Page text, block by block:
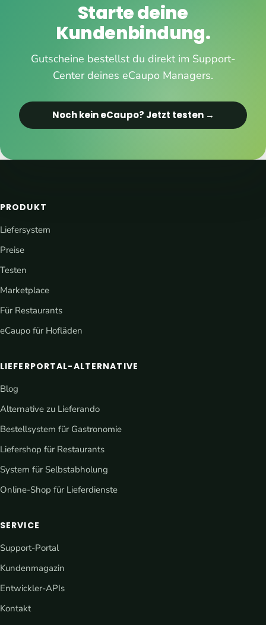
Starte deine
Kundenbindung.
Gutscheine bestellst du direkt im Support-
Center deines eCaupo Managers.
Noch kein eCaupo? Jetzt testen →
PRODUKT
Liefersystem
Preise
Testen
Marketplace
Für Restaurants
eCaupo für Hofläden
LIEFERPORTAL-ALTERNATIVE
Blog
Alternative zu Lieferando
Bestellsystem für Gastronomie
Liefershop für Restaurants
System für Selbstabholung
Online-Shop für Lieferdienste
SERVICE
Support-Portal
Kundenmagazin
Entwickler-APIs
Kontakt